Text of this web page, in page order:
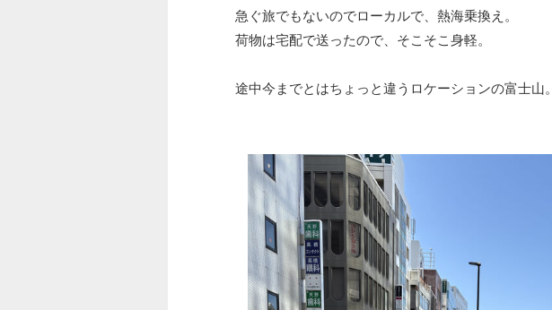
急ぐ旅でもないのでローカルで、熱海乗換え。
荷物は宅配で送ったので、そこそこ身軽。
途中今までとはちょっと違うロケーションの富士山。